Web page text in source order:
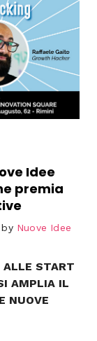
Idee
premia
by Nuove Idee
ALLE START
AMPLIA IL
NUOVE